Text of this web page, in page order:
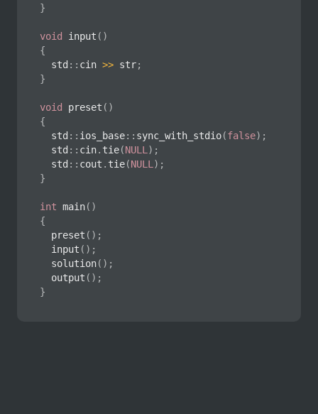
}
void input ( )
{
	std
:: cin >> str;
}
void preset ( )
{
	std
:: ios_base:: sync_with_stdio(false) ;
	std
:: cin. tie(NULL ) ;
	std
:: cout . tie(NULL ) ;
}
int main( )
{
preset ( ) ;
input ( ) ;
solution( ) ;
output ( ) ;
}